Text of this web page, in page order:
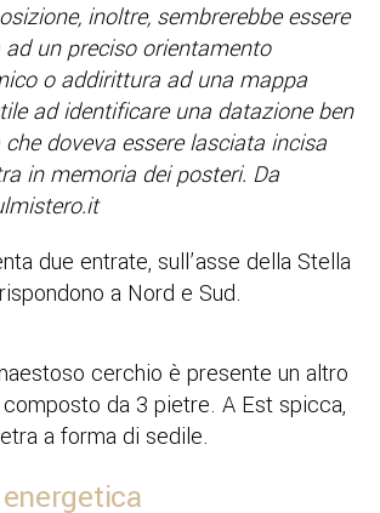
inoltre, sembrerebbe essere
un preciso orientamento
o addirittura ad una mappa
ad identificare una datazione ben
doveva essere lasciata incisa
in memoria dei posteri. Da
due entrate, sull’asse della Stella
a Nord e Sud.
cerchio è presente un altro
da 3 pietre. A Est spicca,
a forma di sedile.